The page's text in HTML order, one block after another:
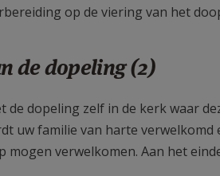
op de viering van het
de dopeling (2)
dopeling zelf in de kerk waar
uw familie van harte
verwelkomen. Aan het